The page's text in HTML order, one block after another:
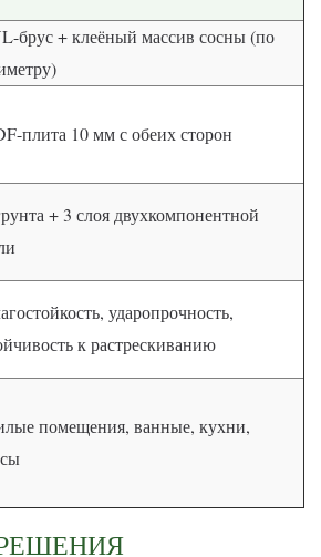
брус + клеёный массив сосны (по
плита 10 мм с обеих сторон
+ 3 слоя двухкомпонентной
ударопрочность,
к растрескиванию
помещения, ванные, кухни,